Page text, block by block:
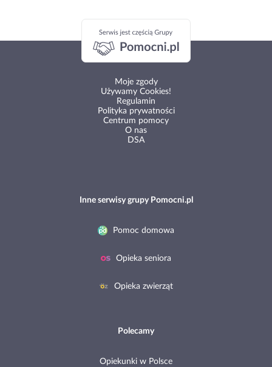
Moje zgody
Używamy Cookies!
Regulamin
Polityka prywatności
Centrum pomocy
O nas
DSA
Inne serwisy grupy Pomocni.pl
Pomoc domowa
Opieka seniora
Opieka zwierząt
Polecamy
Opiekunki w Polsce